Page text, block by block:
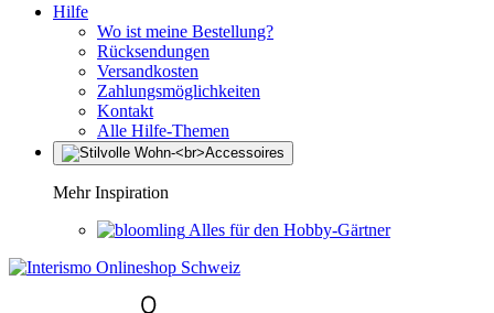
Hilfe
Wo ist meine Bestellung?
Rücksendungen
Versandkosten
Zahlungsmöglichkeiten
Kontakt
Alle Hilfe-Themen
Mehr Inspiration
Alles für den Hobby-Gärtner